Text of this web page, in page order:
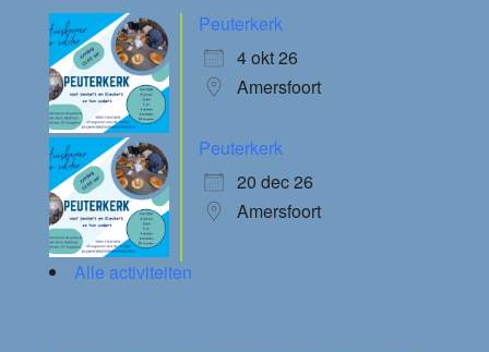
Peuterkerk
4 okt 26
Amersfoort
Peuterkerk
20 dec 26
Amersfoort
Alle activiteiten